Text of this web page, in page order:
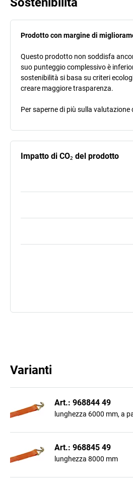
Prodotto con margine di
Questo prodotto non soddisfa
suo punteggio complessivo è
sostenibilità si basa su criteri
creare maggiore trasparenza.
Per saperne di più sulla
Impatto di CO₂ del prodotto
Varianti
Art.: 968844 49
lunghezza 6000 mm, a
Art.: 968845 49
lunghezza 8000 mm